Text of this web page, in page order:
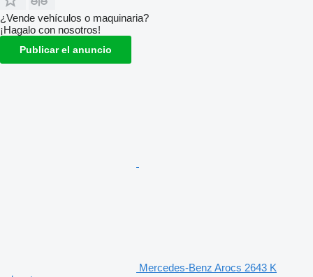
¿Vende vehículos o maquinaria?
¡Hagalo con nosotros!
Publicar el anuncio
Mercedes-Benz Arocs 2643 K